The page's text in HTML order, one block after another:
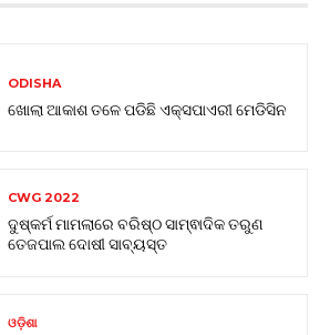
ODISHA
ଖୋଲା ଆକାଶ ତଳେ ପଡିଛି ଏକ୍ସପାଏରୀ ମେଡିସିନ
CWG 2022
ଦୁଷ୍କର୍ମ ମାମଲାରେ ବରିଷ୍ଠ ସାମ୍ଵାଦିକ ତରୁଣ
ତେଜପାଲ ଦୋଷୀ ସାବ୍ୟସ୍ତ
ଓଡ଼ିଶା